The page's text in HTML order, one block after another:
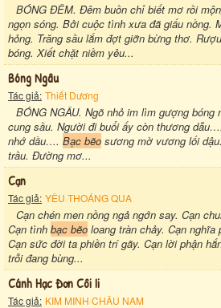
BÓNG ĐÊM. Đêm buồn chỉ biết mơ rồi
ngọn sóng. Bởi cuộc tình xưa đã giấu nồng.
hỏng. Trăng sầu lắm đợt giỡn bừng thơ.
bóng. Xiết chặt niềm yêu...
Bóng Ngâu
Tác giả: Thiết Dương
BÓNG NGÂU. Ngõ nhỏ im lìm gượng bóng
cung sầu. Người đi buổi ấy còn thương
nhớ dầu…. Bạc bẽo sương mờ vương lối
trầu. Đường mơ...
Cạn
Tác giả: YÊU THOÁNG QUA
Cạn chén men nồng ngả ngớn say. Cạn
Cạn tình bạc bẽo loang tràn chảy. Cạn nghĩa
Cạn sức đời ta phiền trí gãy. Cạn lời phận
trỗi đang bùng...
Cánh Hạc Đơn Côi Ii
Tác giả: KIM MINH CHÂU NAM